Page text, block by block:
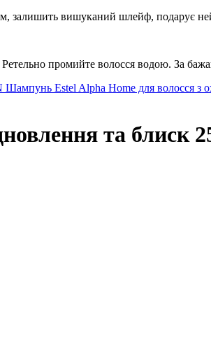
вишуканий шлейф, подарує
промийте волосся водою. За
Шампунь Estel Alpha Home для волосся з
та блиск